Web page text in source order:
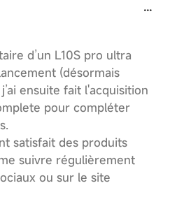
d’un L10S pro ultra
(désormais
ensuite fait l'acquisition
pour compléter
satisfait des produits
suivre régulièrement
ou sur le site